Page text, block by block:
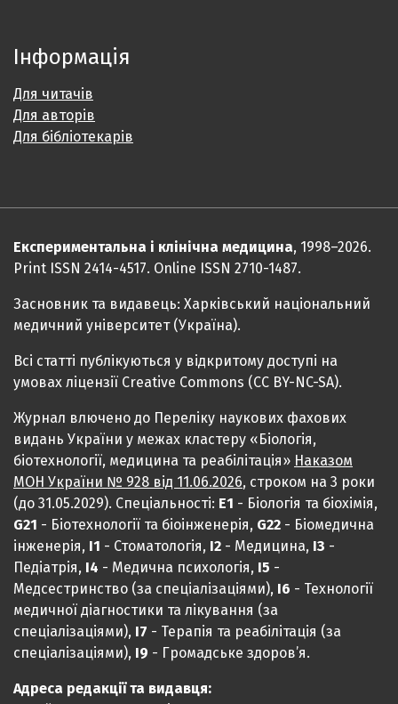
Інформація
Для читачів
Для авторів
Для бібліотекарів
Експериментальна і клінічна медицина, 1998–2026.
Print ISSN 2414-4517. Online ISSN 2710-1487.
Засновник та видавець: Харківський національний
медичний університет (Україна).
Всі статті публікуються у відкритому доступі на
умовах ліцензії Creative Commons (CC BY-NC-SA).
Журнал влючено до Переліку наукових фахових
видань України у межах кластеру «Біологія,
біотехнології, медицина та реабілітація» Наказом
МОН України № 928 від 11.06.2026, строком на 3 роки
(до 31.05.2029). Спеціальності: Е1 - Біологія та біохімія,
G21 - Біотехнології та біоінженерія, G22 - Біомедична
інженерія, I1 - Стоматологія, I2 - Медицина, IЗ -
Педіатрія, I4 - Медична психологія, I5 -
Медсестринство (за спеціалізаціями), I6 - Технології
медичної діагностики та лікування (за
спеціалізаціями), I7 - Терапія та реабілітація (за
спеціалізаціями), I9 - Громадське здоров’я.
Адреса редакції та видавця: